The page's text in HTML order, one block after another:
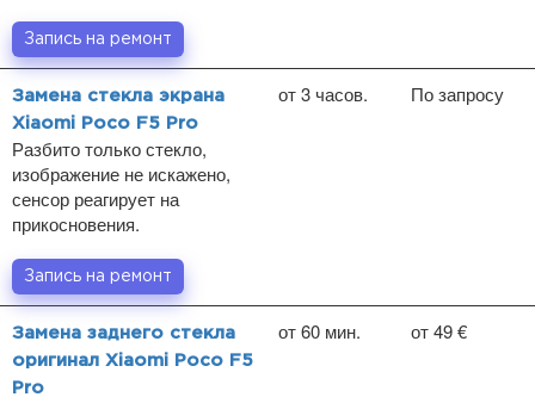
Запись на ремонт
Замена стекла экрана
Xiaomi Poco F5 Pro
Разбито только стекло,
изображение не искажено,
сенсор реагирует на
прикосновения.
от 3 часов. По запросу
Запись на ремонт
Замена заднего стекла
оригинал Xiaomi Poco F5
Pro
от 60 мин. от 49 €